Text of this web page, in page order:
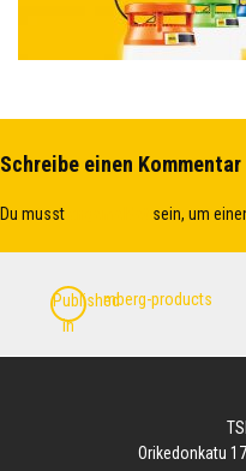
Schreibe einen Kommentar
Du musst sein, um
Beitrags-
Navigation
Published
in
mberg-products
Orikedonkatu